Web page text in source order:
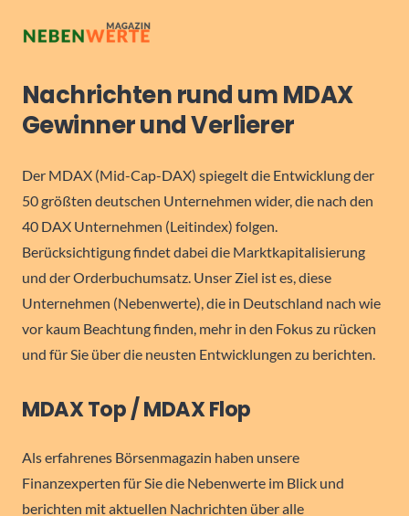
Nachrichten rund um MDAX
Gewinner und Verlierer
Der MDAX (Mid-Cap-DAX) spiegelt die Entwicklung der
50 größten deutschen Unternehmen wider, die nach den
40 DAX Unternehmen (Leitindex) folgen.
Berücksichtigung findet dabei die Marktkapitalisierung
und der Orderbuchumsatz. Unser Ziel ist es, diese
Unternehmen (Nebenwerte), die in Deutschland nach wie
vor kaum Beachtung finden, mehr in den Fokus zu rücken
und für Sie über die neusten Entwicklungen zu berichten.
MDAX Top / MDAX Flop
Als erfahrenes Börsenmagazin haben unsere
Finanzexperten für Sie die Nebenwerte im Blick und
berichten mit aktuellen Nachrichten über alle